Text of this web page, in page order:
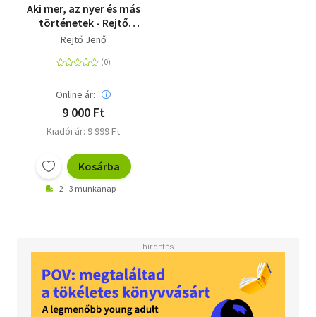
Aki mer, az nyer és más
történetek - Rejtő
Jenő össze művei
Rejtő Jenő
Online ár:
9 000 Ft
Kiadói ár: 9 999 Ft
Kosárba
2 - 3 munkanap